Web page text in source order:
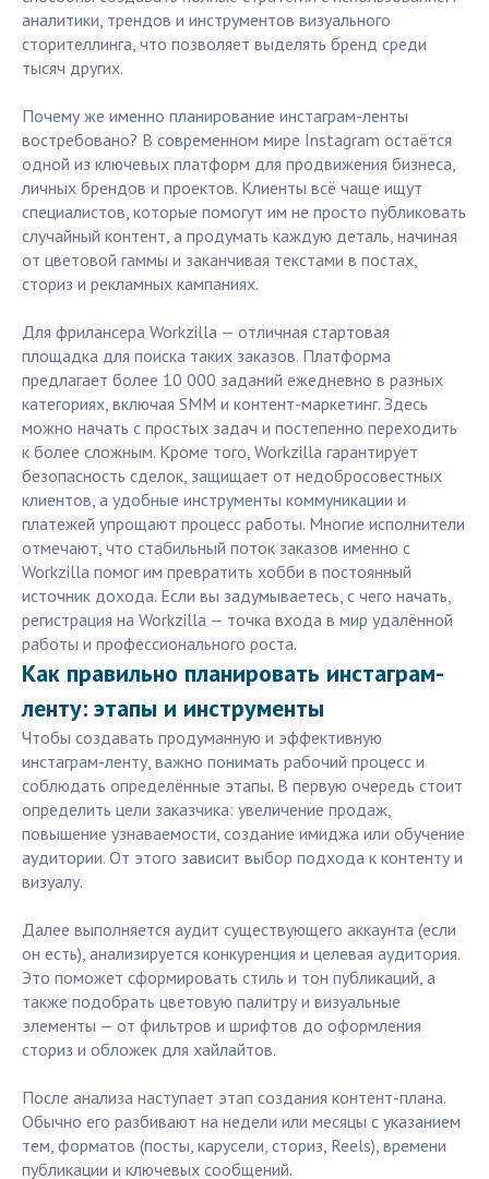
аналитики, трендов и инструментов визуального
сторителлинга, что позволяет выделять бренд среди
тысяч других.
Почему же именно планирование инстаграм-ленты
востребовано? В современном мире Instagram остаётся
одной из ключевых платформ для продвижения бизнеса,
личных брендов и проектов. Клиенты всё чаще ищут
специалистов, которые помогут им не просто публиковать
случайный контент, а продумать каждую деталь, начиная
от цветовой гаммы и заканчивая текстами в постах,
сториз и рекламных кампаниях.
Для фрилансера Workzilla — отличная стартовая
площадка для поиска таких заказов. Платформа
предлагает более 10 000 заданий ежедневно в разных
категориях, включая SMM и контент-маркетинг. Здесь
можно начать с простых задач и постепенно переходить
к более сложным. Кроме того, Workzilla гарантирует
безопасность сделок, защищает от недобросовестных
клиентов, а удобные инструменты коммуникации и
платежей упрощают процесс работы. Многие исполнители
отмечают, что стабильный поток заказов именно с
Workzilla помог им превратить хобби в постоянный
источник дохода. Если вы задумываетесь, с чего начать,
регистрация на Workzilla — точка входа в мир удалённой
работы и профессионального роста.
Как правильно планировать инстаграм-
ленту: этапы и инструменты
Чтобы создавать продуманную и эффективную
инстаграм-ленту, важно понимать рабочий процесс и
соблюдать определённые этапы. В первую очередь стоит
определить цели заказчика: увеличение продаж,
повышение узнаваемости, создание имиджа или обучение
аудитории. От этого зависит выбор подхода к контенту и
визуалу.
Далее выполняется аудит существующего аккаунта (если
он есть), анализируется конкуренция и целевая аудитория.
Это поможет сформировать стиль и тон публикаций, а
также подобрать цветовую палитру и визуальные
элементы — от фильтров и шрифтов до оформления
сториз и обложек для хайлайтов.
После анализа наступает этап создания контент-плана.
Обычно его разбивают на недели или месяцы с указанием
тем, форматов (посты, карусели, сториз, Reels), времени
публикации и ключевых сообщений.